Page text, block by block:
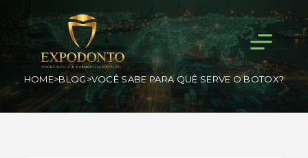
HOME>BLOG>VOCÊ SABE PARA QUÊ SERVE O BOTOX?